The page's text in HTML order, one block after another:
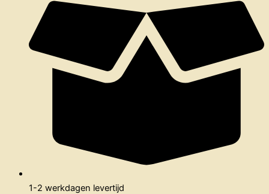
1-2 werkdagen levertijd